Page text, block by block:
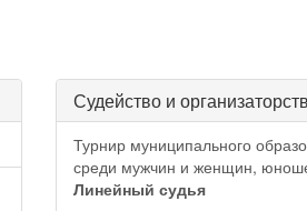
Судейство и
Турнир муниципального
среди мужчин и женщин,
Линейный судья